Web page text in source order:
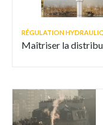
RÉGULATION
Maîtriser la